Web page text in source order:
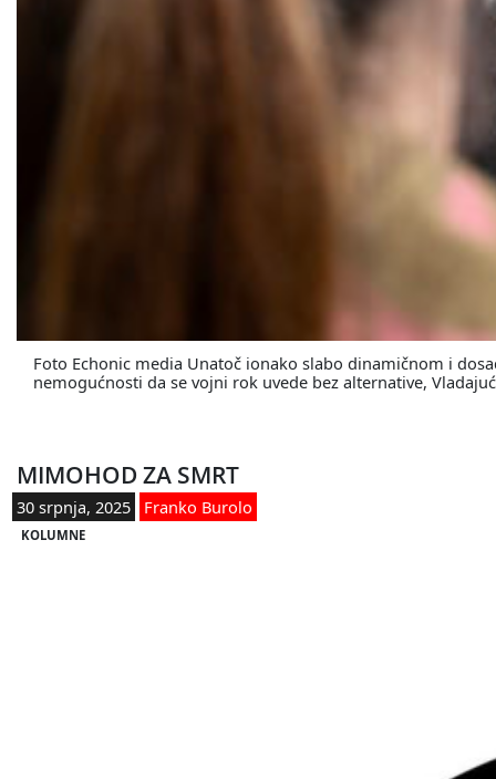
Foto Echonic media Unatoč ionako slabo dinamičnom i
nemogućnosti da se vojni rok uvede bez alternative,
MIMOHOD ZA SMRT
30 srpnja, 2025 Franko Burolo
KOLUMNE